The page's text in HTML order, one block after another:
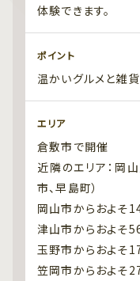
体験できます。
ポイント
温かいグルメと雑貨
エリア
倉敷市で開催
近隣のエリア：岡
市、早島町）
岡山市からおよそ
津山市からおよそ
玉野市からおよそ
笠岡市からおよそ